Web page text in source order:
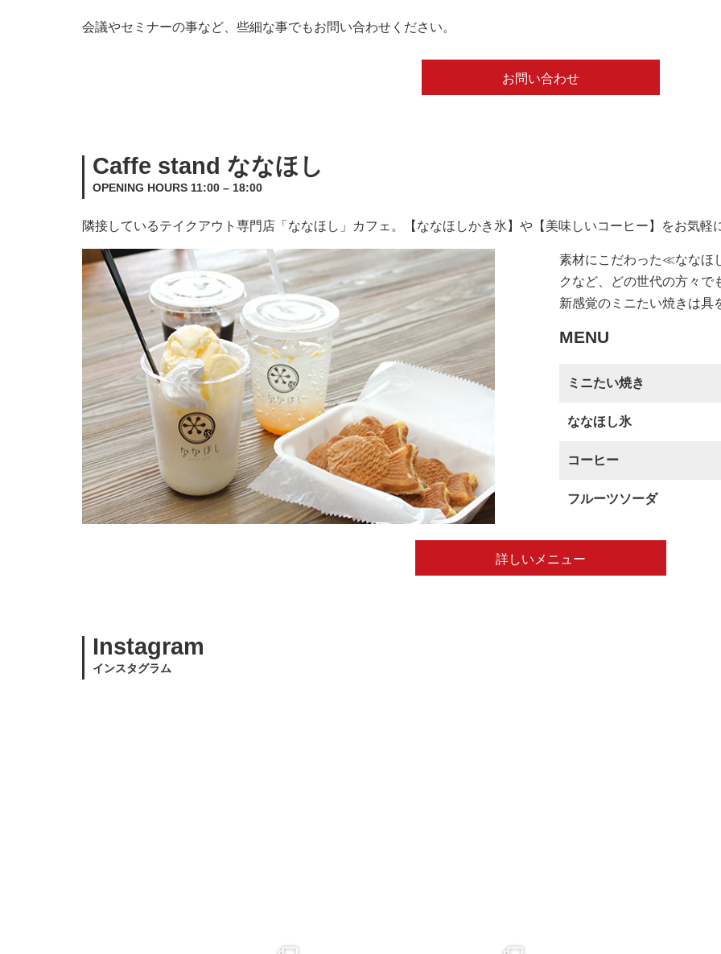
会議やセミナーの事など、些細な事でもお問い合わせください。
お問い合わせ
Caffe stand ななほし
OPENING HOURS 11:00 – 18:00
隣接しているテイクアウト専門店「ななほし」カフェ。【ななほしかき氷】や【美味しいコーヒー】をお気軽
素材にこだわった≪ななほ
クなど、どの世代の方々で
新感覚のミニたい焼きは具
MENU
ミニたい焼き
ななほし氷
コーヒー
フルーツソーダ
詳しいメニュー
Instagram
インスタグラム